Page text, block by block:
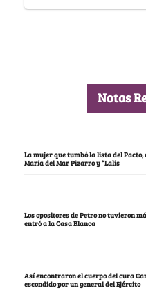
Notas
La mujer que tumbó la lista del
María del Mar Pizarro y “Lalis
Los opositores de Petro no tuvieron
entró a la Casa Blanca
Así encontraron el cuerpo del cura
escondido por un general del Ejército